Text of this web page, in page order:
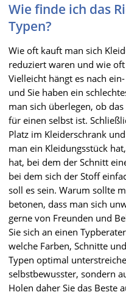
Wie finde ich das
Typen?
Wie oft kauft man sich
reduziert waren und wie
Vielleicht hängt es nach
und Sie haben ein
man sich überlegen, ob
für einen selbst ist.
Platz im Kleiderschrank
man ein Kleidungsstück
hat, bei dem der Schnitt
bei dem sich der Stoff
soll es sein. Warum sollte
betonen, dass man sich
gerne von Freunden und
Sie sich an einen
welche Farben, Schnitte
Typen optimal
selbstbewusster, sondern
Holen daher Sie das Beste